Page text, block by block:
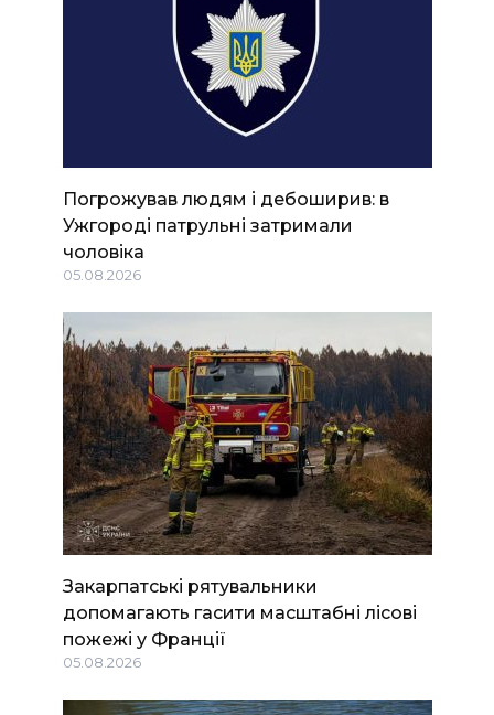
Погрожував людям і дебоширив: в
Ужгороді патрульні затримали
чоловіка
05.08.2026
Закарпатські рятувальники
допомагають гасити масштабні лісові
пожежі у Франції
05.08.2026